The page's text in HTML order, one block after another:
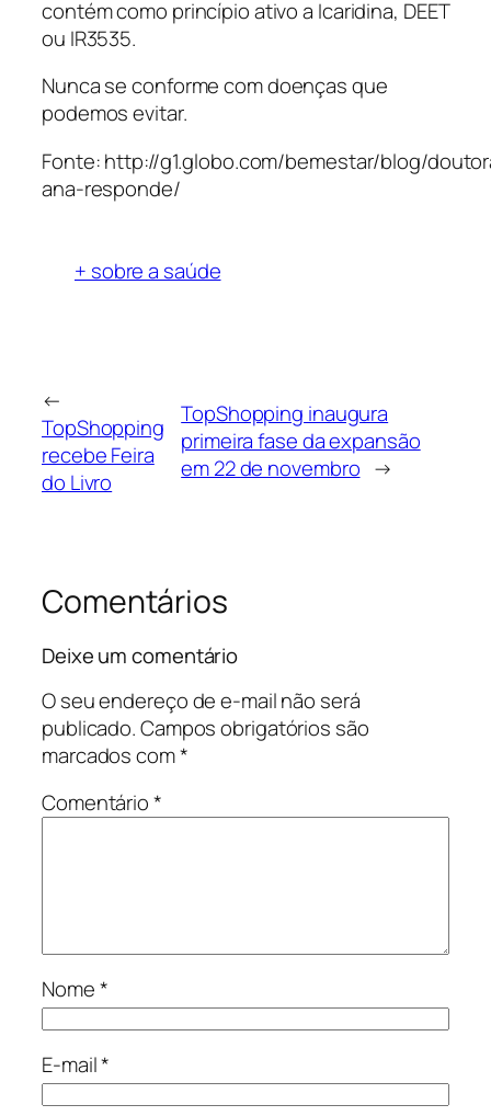
contém como princípio ativo a Icaridina, DEET
ou IR3535.
Nunca se conforme com doenças que
podemos evitar.
Fonte: http://g1.globo.com/bemestar/blog/
ana-responde/
+ sobre a saúde
←
TopShopping
recebe Feira
do Livro
TopShopping inaugura
primeira fase da expansão
em 22 de novembro →
Comentários
Deixe um comentário
O seu endereço de e-mail não será
publicado.Campos obrigatórios são
marcados com*
Comentário*
Nome*
E-mail*